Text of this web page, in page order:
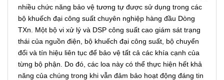
nhiều chức năng bảo vệ tương tự được sử dụng trong các
bộ khuếch đại công suất chuyên nghiệp hàng đầu Dòng
TXn. Một bộ vi xử lý và DSP công suất cao giám sát trạng
thái của nguồn điện, bộ khuếch đại công suất, bộ chuyển
đổi và tín hiệu liên tục để bảo vệ tất cả các khía cạnh của
từng bộ phận. Do đó, các loa này có thể thực hiện hết khả
năng của chúng trong khi vẫn đảm bảo hoạt động đáng tin